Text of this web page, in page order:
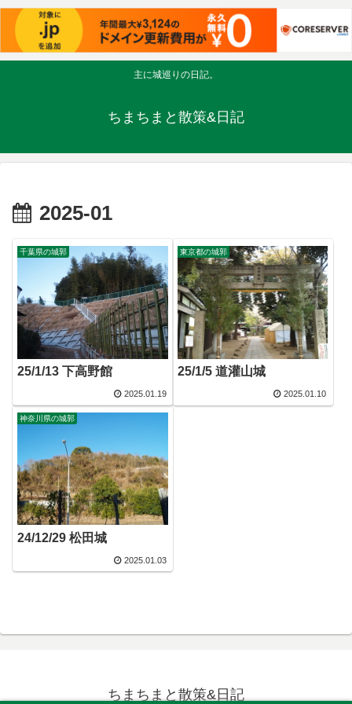
主に城巡りの日記。
ちまちまと散策&日記
2025-01
千葉県の城郭
25/1/13 下高野館
2025.01.19
東京都の城郭
25/1/5 道灌山城
2025.01.10
神奈川県の城郭
24/12/29 松田城
2025.01.03
ちまちまと散策&日記